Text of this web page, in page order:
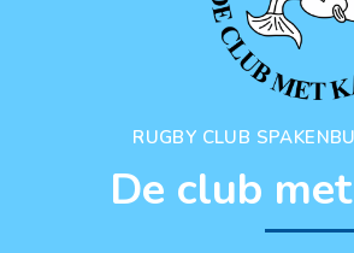
RUGBY CLUB
De club